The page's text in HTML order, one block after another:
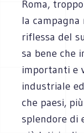
Roma,
la campagna
riflessa del
sa bene che
importanti e
industriale
che paesi,
splendore di